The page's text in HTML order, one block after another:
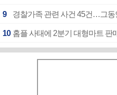
9 경찰가족 관련 사건 45건…그동
10 홈플 사태에 2분기 대형마트 판